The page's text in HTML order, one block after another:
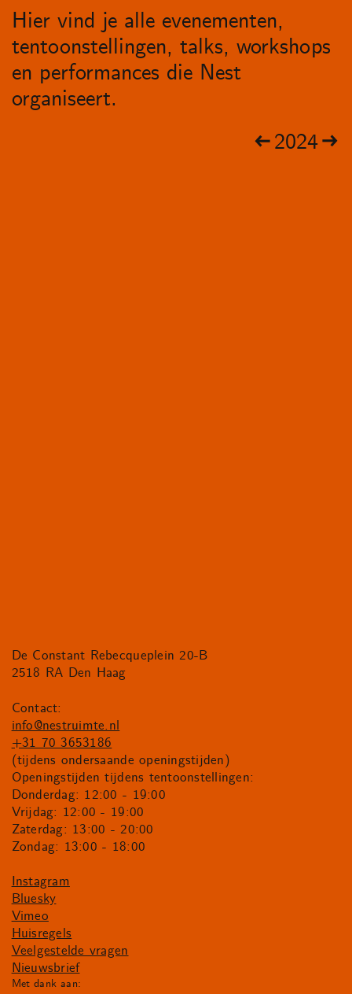
Hier vind je alle evenementen,
tentoonstellingen, talks, workshops
en performances die Nest
organiseert.
2024
De Constant Rebecqueplein 20-B
2518 RA Den Haag
Contact:
info@nestruimte.nl
+31 70 3653186
(tijdens ondersaande openingstijden)
Openingstijden tijdens tentoonstellingen:
Donderdag: 12:00 - 19:00
Vrijdag: 12:00 - 19:00
Zaterdag: 13:00 - 20:00
Zondag: 13:00 - 18:00
Instagram
Bluesky
Vimeo
Huisregels
Veelgestelde vragen
Nieuwsbrief
Met dank aan: